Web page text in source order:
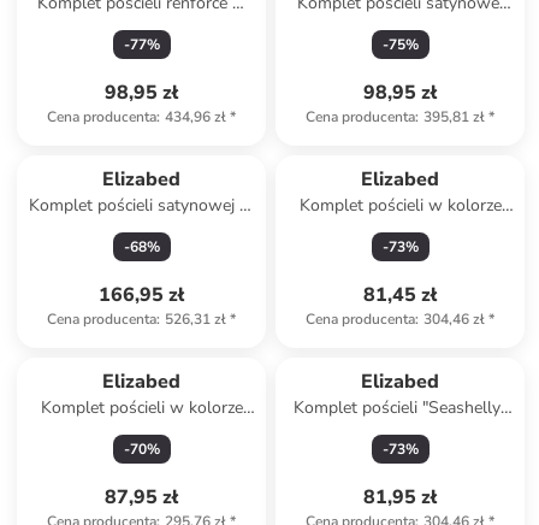
kolorze szarym
-77%
98,95 zł
Cena producenta: 434,96 zł*
"Kareli" w kolorze
antracytowym
-75%
98,95 zł
Cena producenta: 395,81 zł*
Elizabed
Komplet pościeli satynowej w
kolorze czarnym
-68%
166,95 zł
Cena producenta: 526,31 zł*
Elizabed
Komplet pościeli w kolorze
jasnoróżowym
-73%
81,45 zł
Cena producenta: 304,46 zł*
Elizabed
Komplet pościeli w kolorze
błękitno-żółtym
-70%
87,95 zł
Elizabed
Komplet pościeli "Seashelly"
w kolorze niebiesko-białym
-73%
81,95 zł